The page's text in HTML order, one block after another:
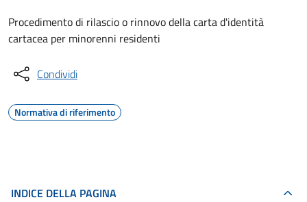
Procedimento di rilascio o rinnovo della carta d'identità
cartacea per minorenni residenti
Condividi
Normativa di riferimento
INDICE DELLA PAGINA